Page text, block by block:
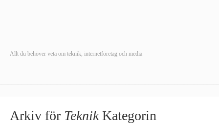
Allt du behöver veta om teknik, internetföretag och media
Arkiv för TeknikKategorin